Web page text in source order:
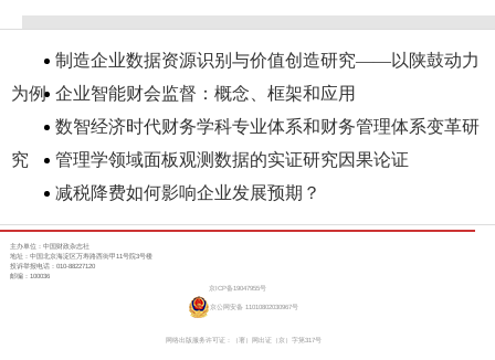
制造企业数据资源识别与价值创造研究——以陕鼓动力
为例 企业智能财会监督：概念、框架和应用
数智经济时代财务学科专业体系和财务管理体系变革研
究
管理学领域面板观测数据的实证研究因果论证
减税降费如何影响企业发展预期？
主办单位：中国财政杂志社
地址：中国北京海淀区万寿路西街甲11号院3号楼
投诉举报电话：010-88227120
邮编：100036
京ICP备19047955号
京公网安备 11010802030967号
网络出版服务许可证：（署）网出证（京）字第317号